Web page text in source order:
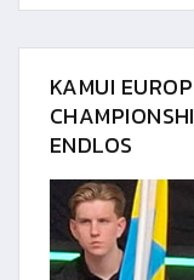
KAMUI
ENDLOS